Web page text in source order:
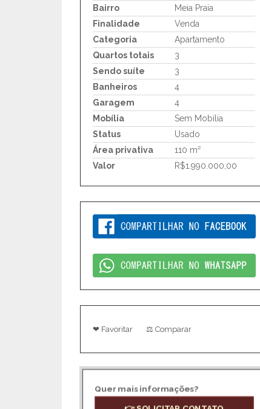
Bairro
Meia Praia
Finalidade
Venda
Categoria
Apartamento
Quartos totais
3
Sendo suíte
3
Banheiros
4
Garagem
4
Mobília
Sem Mobília
Status
Usado
Área privativa
110 m²
Valor
R$1.990.000,00
❤ Favoritar ⚖ Comparar
Quer mais informações?